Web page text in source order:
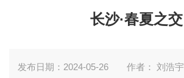
长沙·春夏之交
发布日期：2024-05-26 作者： 刘浩宇